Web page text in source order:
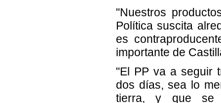
"Nuestros
Política suscita
es
importante de
"El PP va a seguir
dos días, sea lo
tierra, y que se